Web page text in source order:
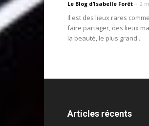
Le Blog d’Isabelle Forêt - 2
Il est des lieux rares
faire partager, des lieux
la beauté, le plus grand...
Articles récents